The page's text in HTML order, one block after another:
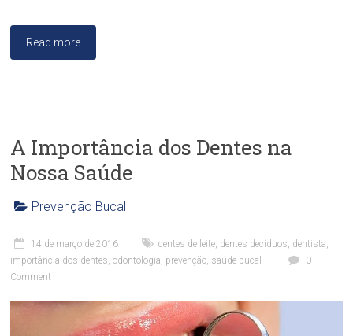
n
d
ã
Read more
A Importância dos Dentes na
Nossa Saúde
í
n
i
c
Prevenção Bucal
14 de março de 2016 dentes de leite, dentes decíduos, dentista,
importância dos dentes,odontologia, prevenção, saúde bucal
0
Comment